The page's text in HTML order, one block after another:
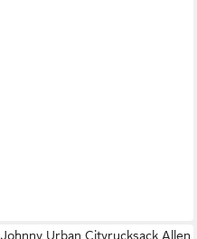
Johnny Urban Cityrucksack Allen